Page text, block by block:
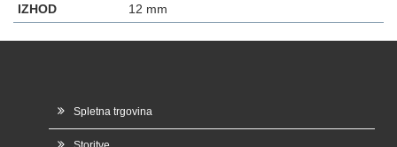
IZHOD
12 mm
Spletna trgovina